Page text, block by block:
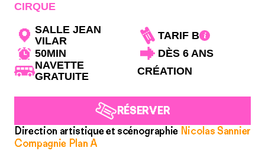
CIRQUE
SALLE JEAN
VILAR
TARIF B
50MIN
DÈS 6 ANS
NAVETTE
GRATUITE
CRÉATION
RÉSERVER
Direction artistique et scénographie Nicolas Sannier
Compagnie Plan A